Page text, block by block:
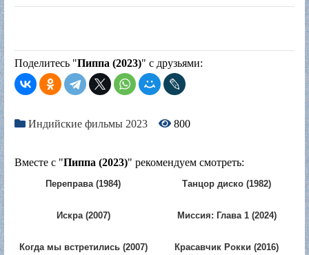
Поделитесь "Пиппа (2023)" с друзьями:
Индийские фильмы 2023 800
Вместе с "Пиппа (2023)" рекомендуем смотреть:
Переправа (1984) Танцор диско (1982)
Искра (2007) Миссия: Глава 1 (2024)
Когда мы встретились (2007) Красавчик Рокки (2016)